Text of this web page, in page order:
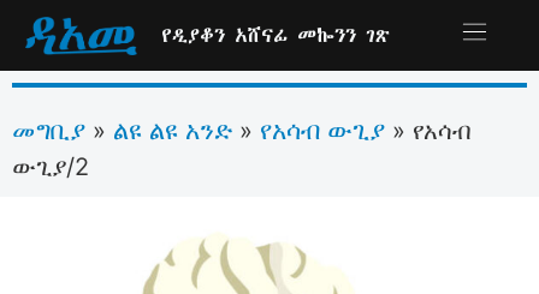
የዲያቆን አሸናፊ መኰንን ገጽ
መግቢያ » ልዩ ልዩ አንድ » የአሳብ ውጊያ » የአሳብ
ውጊያ/2